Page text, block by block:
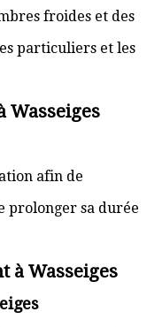
froides et des
particuliers et les
Wasseiges
afin de
prolonger sa durée
à Wasseiges